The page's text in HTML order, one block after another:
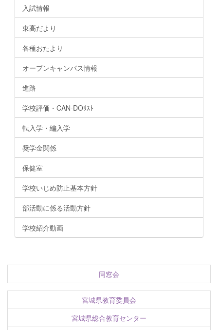
入試情報
東高だより
各種おたより
オープンキャンパス情報
進路
学校評価・CAN-DOﾘｽﾄ
転入学・編入学
奨学金関係
保健室
学校いじめ防止基本方針
部活動に係る活動方針
学校紹介動画
同窓会
宮城県教育委員会
宮城県総合教育センター